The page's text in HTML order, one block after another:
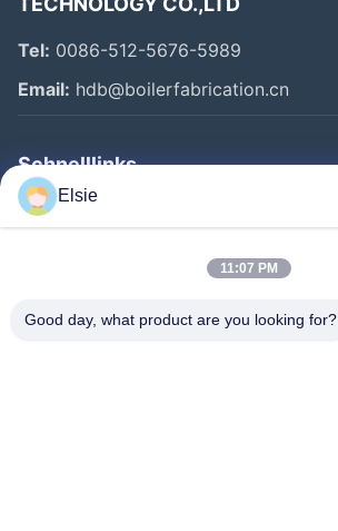
Tel: 0086-512-5676-5989
Email: hdb@boilerfabrication.cn
Schnelllinks
Haus
Fabrik-Ausflug
Elsie
11:07 PM
Good day, what product are you looking for?